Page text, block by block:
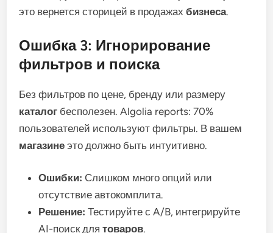
это вернется сторицей в продажахбизнеса.
Ошибка 3: Игнорирование
фильтров и поиска
Без фильтров по цене, бренду или размеру
каталог бесполезен. Algolia reports: 70%
пользователей используют фильтры. В вашем
магазине это должно быть интуитивно.
Ошибки: Слишком много опций или
отсутствие автокомплита.
Решение: Тестируйте с A/B, интегрируйте
AI-поиск длятоваров.